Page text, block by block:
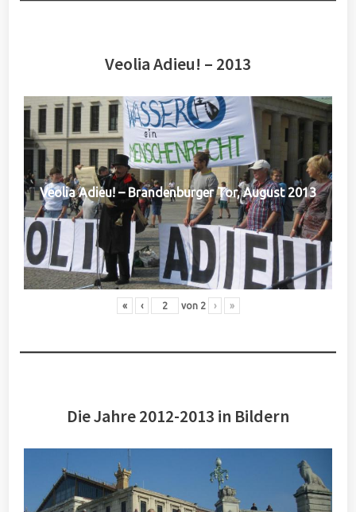
Veolia Adieu! – 2013
Veolia Adieu! – Brandenburger Tor, August 2013
« ‹ von 2 › »
Die Jahre 2012-2013 in Bildern